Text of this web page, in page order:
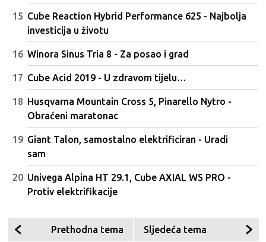
Cube Reaction Hybrid Performance 625 - Najbolja
investicija u životu
Winora Sinus Tria 8 - Za posao i grad
Cube Acid 2019 - U zdravom tijelu…
Husqvarna Mountain Cross 5, Pinarello Nytro -
Obraćeni maratonac
Giant Talon, samostalno elektrificiran - Uradi
sam
Univega Alpina HT 29.1, Cube AXIAL WS PRO -
Protiv elektrifikacije
Prethodna tema Sljedeća tema